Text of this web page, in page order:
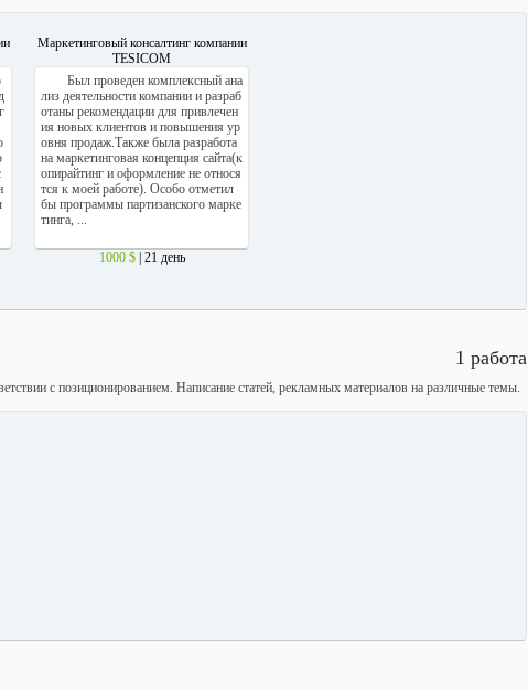
Маркетинговый консалтинг компании
TESICOM
Был проведен комплексный ана
лиз деятельности компании и разраб
отаны рекомендации для привлечен
ия новых клиентов и повышения ур
овня продаж.Также была разработа
на маркетинговая концепция сайта(к
опирайтинг и оформление не относя
тся к моей работе). Особо отметил
бы программы партизанского марке
тинга, ...
1000 $| 21 день
1 работа
с позиционированием. Написание статей, рекламных материалов на различные темы.